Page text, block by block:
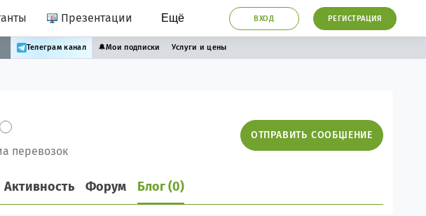
Презентации Ещё ВХОД РЕГИСТРАЦИЯ
Телеграм канал 🔔Мои подписки Услуги и цены
перевозок
ОТПРАВИТЬ СООБЩЕНИЕ
Активность Форум Блог (0)